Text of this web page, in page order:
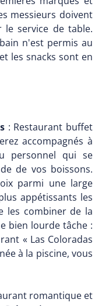
messieurs doivent
service de table.
n'est permis au
les snacks sont en
: Restaurant buffet
accompagnés à
personnel qui se
de vos boissons.
parmi une large
appétissants les
les combiner de la
bien lourde tâche :
« Las Coloradas
à la piscine, vous
romantique et